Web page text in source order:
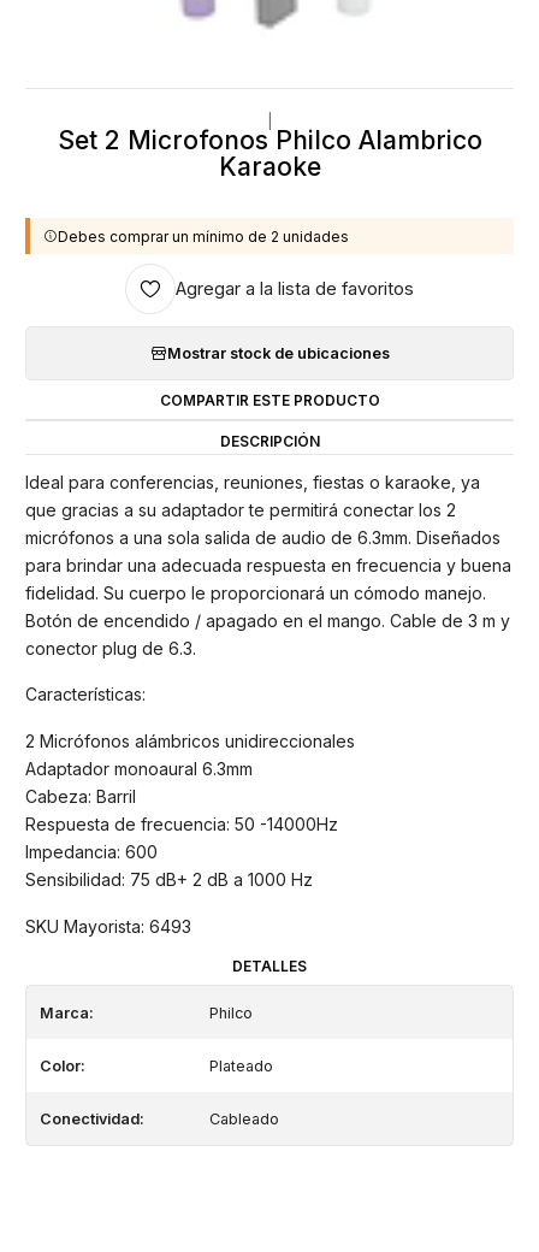
Set 2 Microfonos Philco Alambrico
Karaoke
Debes comprar un mínimo de 2 unidades
Agregar a la lista de favoritos
Mostrar stock de ubicaciones
COMPARTIR ESTE PRODUCTO
DESCRIPCIÓN
Ideal para conferencias, reuniones, fiestas o karaoke, ya
que gracias a su adaptador te permitirá conectar los 2
micrófonos a una sola salida de audio de 6.3mm. Diseñados
para brindar una adecuada respuesta en frecuencia y buena
fidelidad. Su cuerpo le proporcionará un cómodo manejo.
Botón de encendido / apagado en el mango. Cable de 3 m y
conector plug de 6.3.
Características:
2 Micrófonos alámbricos unidireccionales
Adaptador monoaural 6.3mm
Cabeza: Barril
Respuesta de frecuencia: 50 -14000Hz
Impedancia: 600
Sensibilidad: 75 dB+ 2 dB a 1000 Hz
SKU Mayorista: 6493
DETALLES
Marca: Philco
Color: Plateado
Conectividad: Cableado